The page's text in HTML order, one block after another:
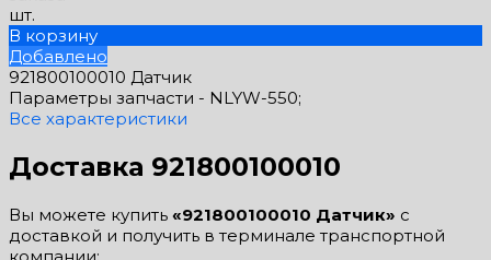
шт.
В корзину
Добавлено
921800100010 Датчик
Параметры запчасти - NLYW-550;
Все характеристики
Доставка 921800100010
Вы можете купить «921800100010 Датчик» с
доставкой и получить в терминале транспортной
компании: